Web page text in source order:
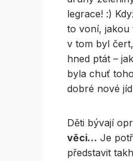
legrace! :)
to voní, jakou
v tom byl
hned ptát –
byla chuť
dobré nové
Děti bývají
věci… Je
představit